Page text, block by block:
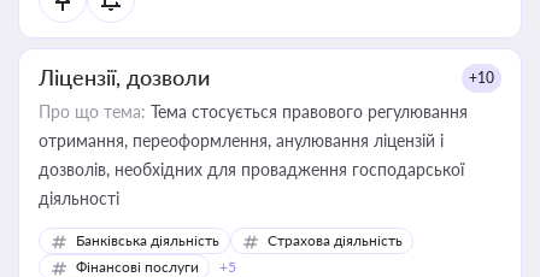
Ліцензії, дозволи +10
Про що тема: Тема стосується правового регулювання
отримання, переоформлення, анулювання ліцензій і
дозволів, необхідних для провадження господарської
діяльності
Банківська діяльність
Страхова діяльність
Фінансові послуги
+5